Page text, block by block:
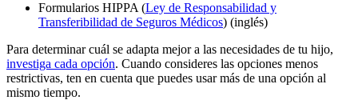
Formularios HIPPA (Ley de Responsabilidad y
Transferibilidad de Seguros Médicos) (inglés)
Para determinar cuál se adapta mejor a las necesidades de tu hijo,
investiga cada opción. Cuando consideres las opciones menos
restrictivas, ten en cuenta que puedes usar más de una opción al
mismo tiempo.